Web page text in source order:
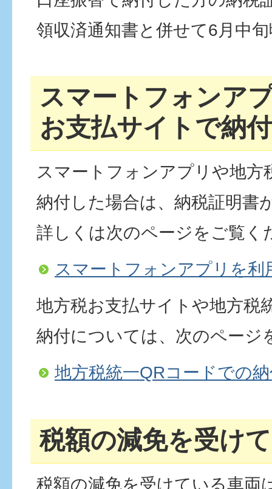
領収済通知書と併せて6月中
スマートフォンア
お支払サイトで納
スマートフォンアプリや地方
納付した場合は、納税証明書
詳しくは次のページをご覧く
スマートフォンアプリを利
地方税お支払サイトや地方税
納付については、次のページ
地方税統一QRコードでの
税額の減免を受け
税額の減免を受けている車両